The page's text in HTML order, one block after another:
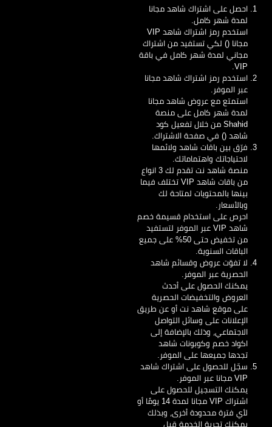
احصل على اشتراك شاهد مجانا
لمدة شهر كامل.
استخدم رمز اشتراك شاهد VIP
مجانا () لكي تستفيد من اشتراك
مجاني لمدة شهر كامل في باقة
VIP.
استخدم رمز اشتراك شاهد مجانا
عبر الموفر.
استمتع مع عروض شاهد مجانا
لمدة شهر كامل على منصة
Shahid من خلال تفعيل كود
شاهد () في صفحة الاشتراك.
فرّق بين باقات شاهد ولائمها
لاحتياجاتك واهتماماتك.
منصة شاهد نت تقدم لك 3 انواع
من باقات شاهد VIP تختلف فيما
بينها بالمحتويات لمتاحة لك
وبالأسعار.
احرص على استخدام قسيمة خصم
شاهد VIP عبر الموفر لتستفيد
من تخفيض حتى 50% على جميع
الباقات السنوية.
لا تفوّت عروض وقسائم شاهد
الحصرية عبر الموفر.
يمكنك الحصول على أحدث
العروض والتخفيضات الحصرية
على موقع شاهد نت أو عن طريق
الإعلانات على وسائل التواصل
الاجتماعي، وذلك بالإضافة إلى
اكواد خصم وكوبونات شاهد
تجدها جميعها على الموفر.
سجّل للحصول على اشتراك شاهد
VIP مجانا عبر الموفر.
يمكنك التسجيل للحصول على
اشتراك VIP مجانا لمدة 14 يومًا أو
لأي فترة محدودة أخرى، وبذلك
يمكنك تجربة الخدمة قبل